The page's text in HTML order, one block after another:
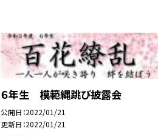
６年生 模範縄跳び披露会
公開日 2022/01/21
更新日 2022/01/21